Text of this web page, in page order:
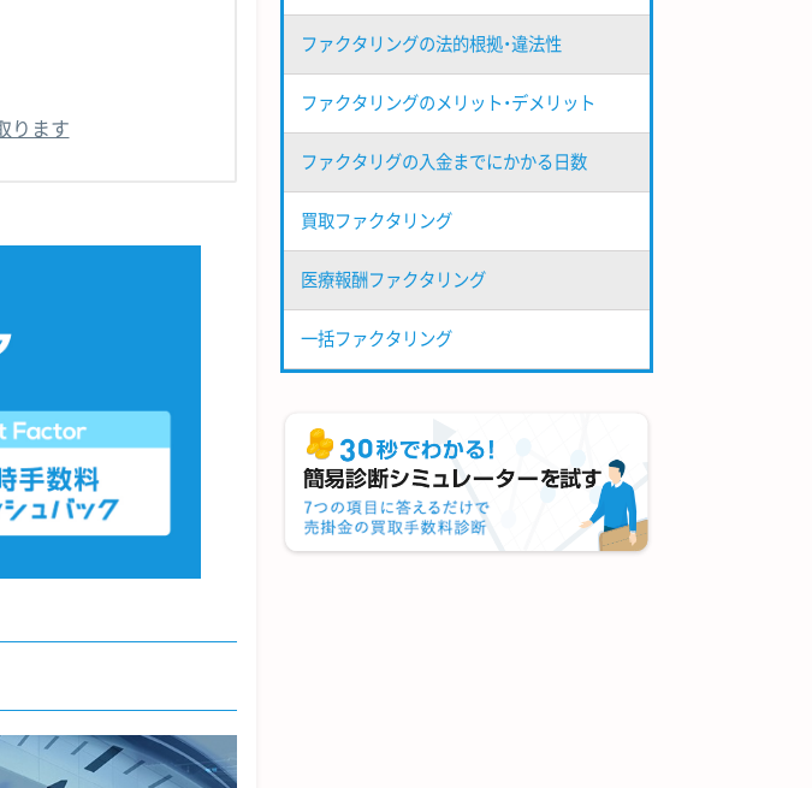
ります
ファクタリングの法的根拠・違法性
ファクタリングのメリット・デメリット
ファクタリグの入金までにかかる日数
買取ファクタリング
医療報酬ファクタリング
一括ファクタリング